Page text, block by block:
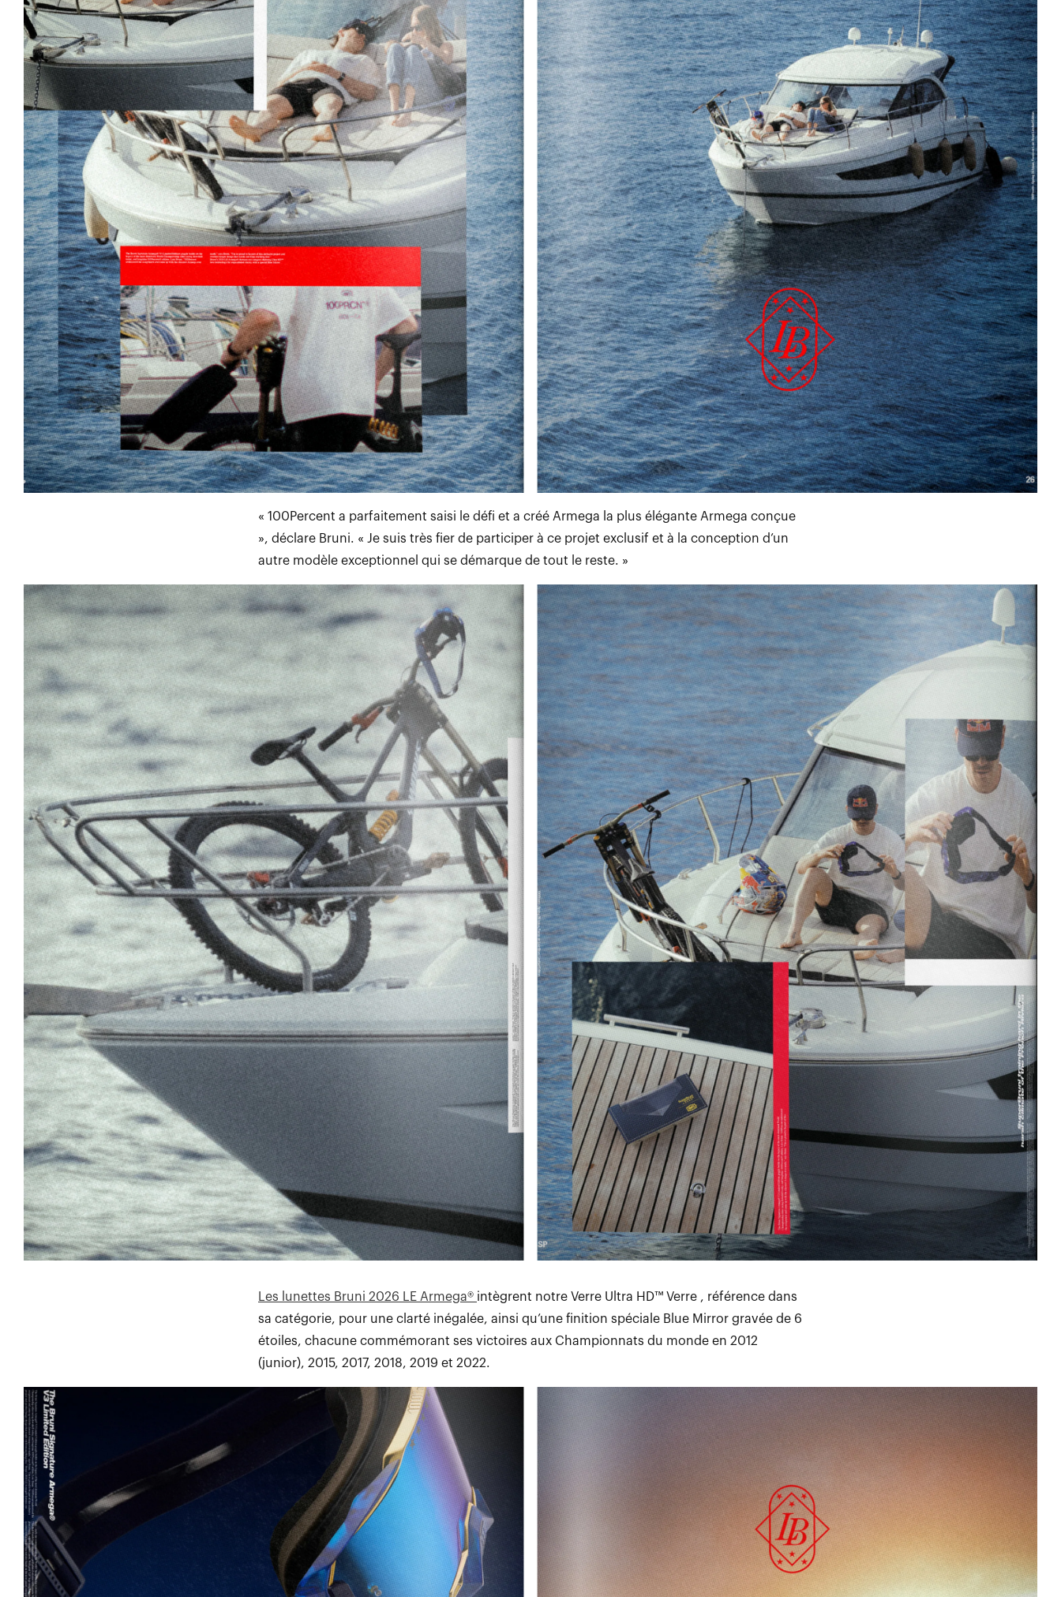
« 100Percent a parfaitement saisi le défi et a créé Armega la plus élégante Armega conçue
», déclare Bruni. « Je suis très fier de participer à ce projet exclusif et à la conception d’un
autre modèle exceptionnel qui se démarque de tout le reste. »
Les lunettes Bruni 2026 LE Armega® intègrent notre Verre Ultra HD™ Verre , référence dans
sa catégorie, pour une clarté inégalée, ainsi qu’une finition spéciale Blue Mirror gravée de 6
étoiles, chacune commémorant ses victoires aux Championnats du monde en 2012
(junior), 2015, 2017, 2018, 2019 et 2022.